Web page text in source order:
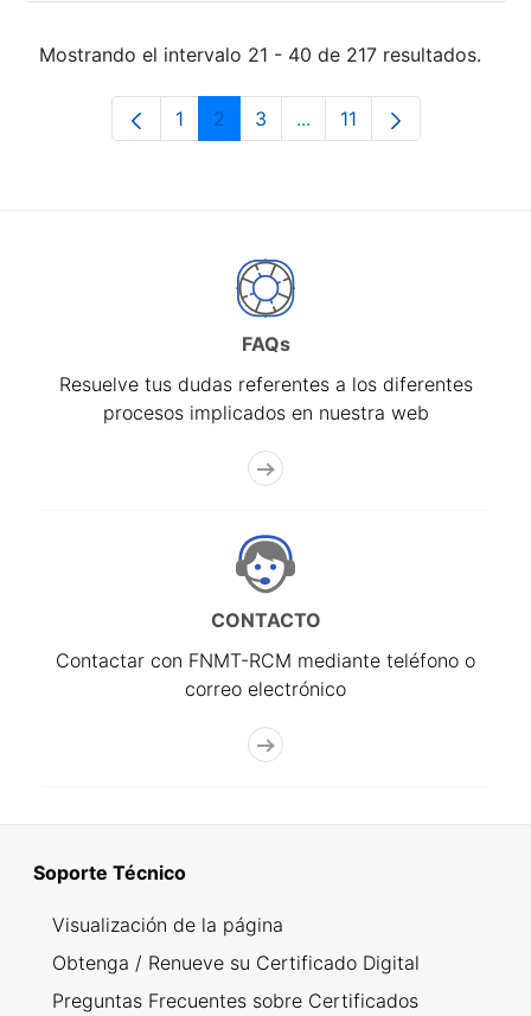
Mostrando el intervalo 21 - 40 de 217 resultados.
Página
1 Página
2 Página
3 ...Páginas intermedias Use
Página
11
FAQs
Resuelve tus dudas referentes a los diferentes
procesos implicados en nuestra web
CONTACTO
Contactar con FNMT-RCM mediante teléfono o
correo electrónico
Soporte Técnico
Visualización de la página
Obtenga / Renueve su Certificado Digital
Preguntas Frecuentes sobre Certificados